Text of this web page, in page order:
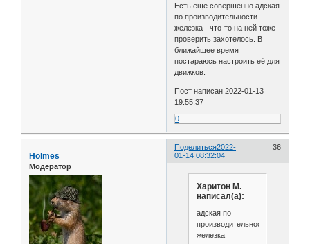
Есть еще совершенно адская
по производительности
железка - что-то на ней тоже
проверить захотелось. В
ближайшее время
постараюсь настроить её для
движков.
Пост написан 2022-01-13
19:55:37
0
Поделиться 36
2022-
01-14 08:32:04
Holmes
Модератор
Харитон М.
написал(а):
адская по
производительности
железка